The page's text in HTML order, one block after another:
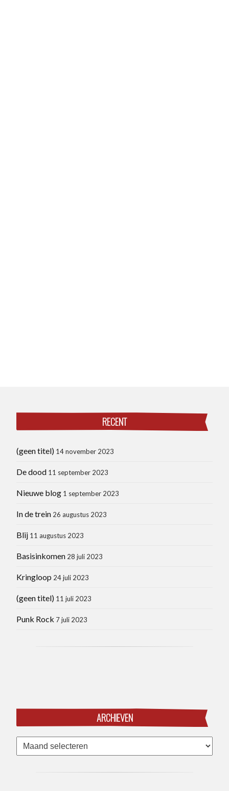
RECENT
(geen titel) 14 november 2023
De dood 11 september 2023
Nieuwe blog 1 september 2023
In de trein 26 augustus 2023
Blij 11 augustus 2023
Basisinkomen 28 juli 2023
Kringloop 24 juli 2023
(geen titel) 11 juli 2023
Punk Rock 7 juli 2023
ARCHIEVEN
Archieven